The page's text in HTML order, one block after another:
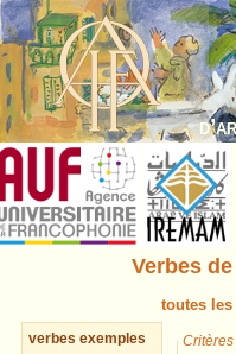
Verbes
toutes
verbes exemples